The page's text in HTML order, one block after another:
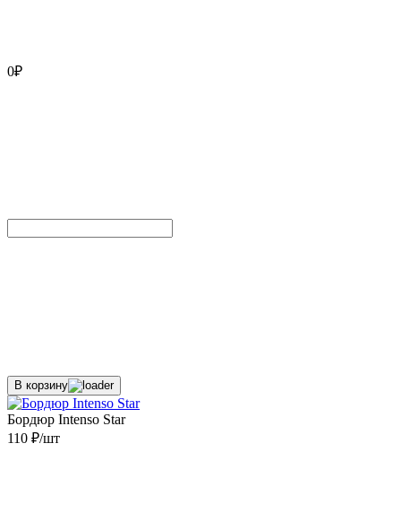
0₽
В корзину
Бордюр Intenso Star
110 ₽/шт